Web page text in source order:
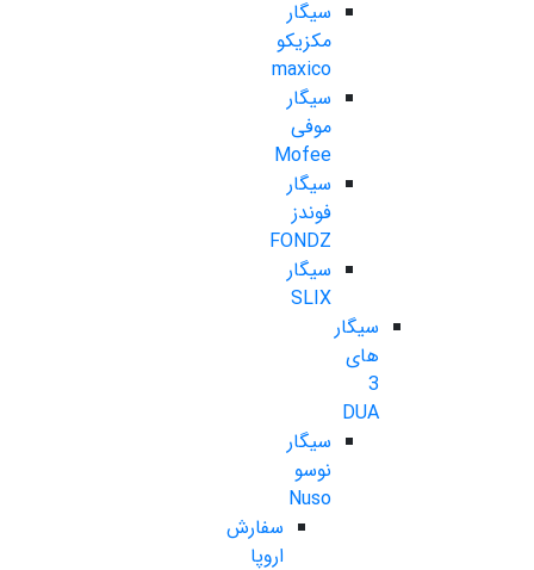
سیگار
مکزیکو
maxico
سیگار
موفی
Mofee
سیگار
فوندز
FONDZ
سیگار
SLIX
سیگار
های
3
DUA
سیگار
نوسو
Nuso
سفارش
اروپا